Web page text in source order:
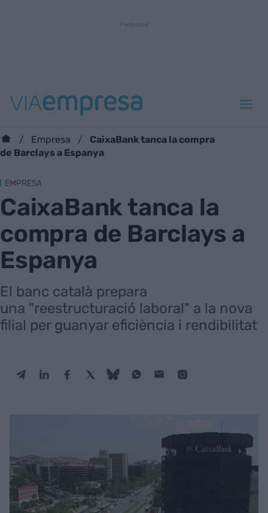
Empresa
CaixaBank tanca la compra
de Barclays a Espanya
EMPRESA
CaixaBank tanca la
compra de Barclays a
Espanya
El banc català prepara
una "reestructuració laboral" a la nova
filial per guanyar eficiència i rendibilitat